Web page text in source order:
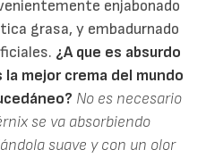
enjabonado
grasa, y embadurnado
¿A que es absurdo
mejor crema del mundo
No es necesario
se va absorbiendo
suave y con un olor